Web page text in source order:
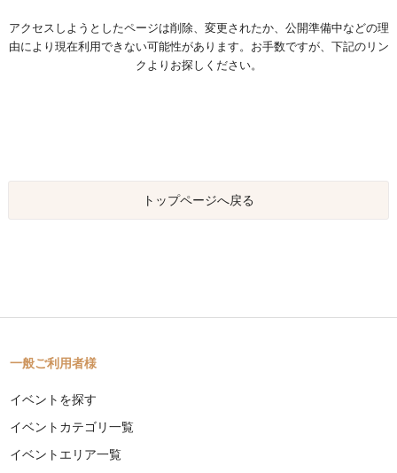
アクセスしようとしたページは削除、変更されたか、公開準備中などの理
由により現在利用できない可能性があります。お手数ですが、下記のリン
クよりお探しください。
トップページへ戻る
一般ご利用者様
イベントを探す
イベントカテゴリ一覧
イベントエリア一覧